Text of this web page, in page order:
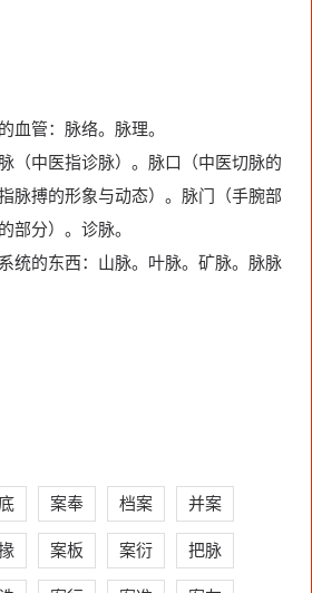
血管：脉络。脉理。
（中医指诊脉）。脉口（中医切脉的
脉搏的形象与动态）。脉门（手腕部
部分）。诊脉。
统的东西：山脉。叶脉。矿脉。脉脉
案奉 档案 并案
案板 案衍 把脉